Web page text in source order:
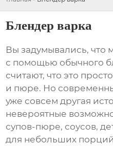
Блендер варка
Вы задумывались, что
с помощью обычного
считают, что это
и пюре. Но
уже совсем другая
невероятные
супов-пюре, соусов,
для небольших